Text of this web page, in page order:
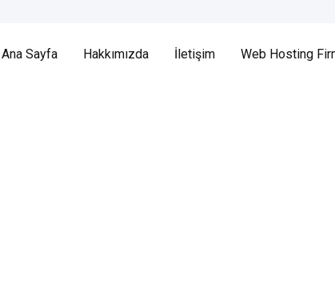
Ana Sayfa Hakkımızda İletişim Web Hosting